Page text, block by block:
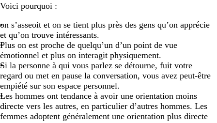
Voici pourquoi :
on s’asseoit et on se tient plus près des gens qu’on apprécie
et qu’on trouve intéressants.
Plus on est proche de quelqu’un d’un point de vue
émotionnel et plus on interagit physiquement.
Si la personne à qui vous parlez se détourne, fuit votre
regard ou met en pause la conversation, vous avez peut-être
empiété sur son espace personnel.
Les hommes ont tendance à avoir une orientation moins
directe vers les autres, en particulier d’autres hommes. Les
femmes adoptent généralement une orientation plus directe